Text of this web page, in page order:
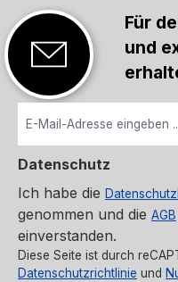
Für
und
Datenschutz
Ich habe die
genommen und die AGB
einverstanden.
Diese Seite ist durch
Datenschutzrichtlinie und